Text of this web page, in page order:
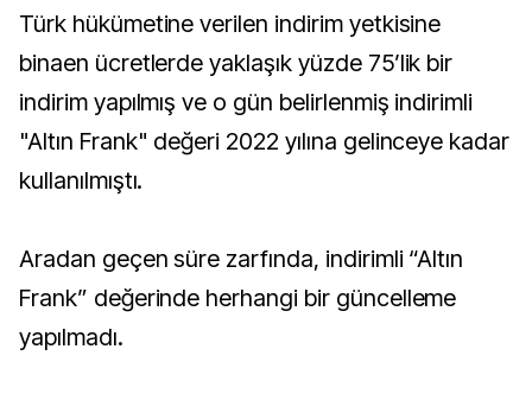
Türk hükümetine verilen indirim yetkisine
binaen ücretlerde yaklaşık yüzde 75’lik bir
indirim yapılmış ve o gün belirlenmiş indirimli
"Altın Frank" değeri 2022 yılına gelinceye kadar
kullanılmıştı.
Aradan geçen süre zarfında, indirimli “Altın
Frank” değerinde herhangi bir güncelleme
yapılmadı.